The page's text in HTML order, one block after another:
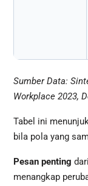
Sumber Data:
Workplace 2023,
Tabel ini
bila pola yang
Pesan penting
menangkap